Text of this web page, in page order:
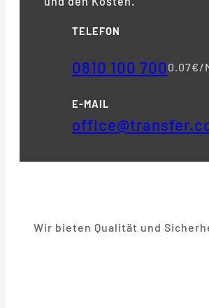
TELEFON
0810 100 7000.07€/
E-MAIL
Wir bieten Qualität und